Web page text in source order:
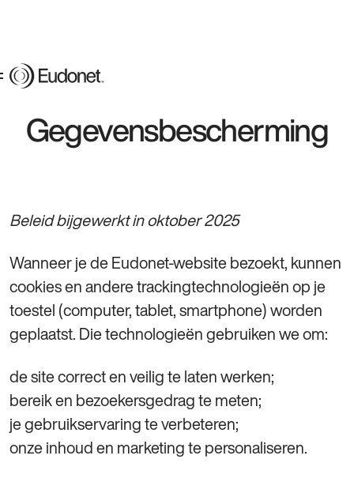
Gegevensbescherming
Beleid bijgewerkt in oktober 2025
Wanneer je de Eudonet‑website bezoekt, kunnen
cookies en andere trackingtechnologieën op je
toestel (computer, tablet, smartphone) worden
geplaatst. Die technologieën gebruiken we om:
de site correct en veilig te laten werken;
bereik en bezoekersgedrag te meten;
je gebruikservaring te verbeteren;
onze inhoud en marketing te personaliseren.